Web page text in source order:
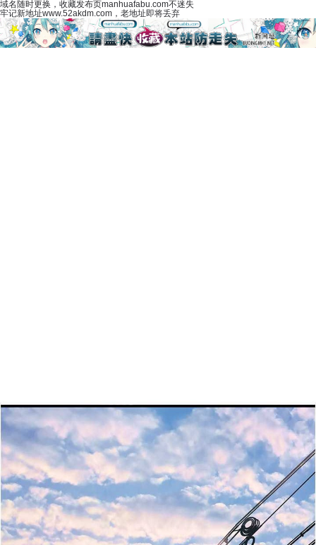
域名随时更换，收藏发布页manhuafabu.com不迷失
牢记新地址www.52akdm.com，老地址即将丢弃